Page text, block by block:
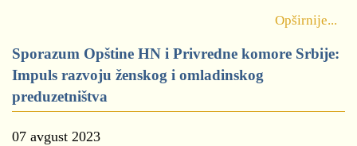
Opširnije...
Sporazum Opštine HN i Privredne komore Srbije:
Impuls razvoju ženskog i omladinskog
preduzetništva
07 avgust 2023